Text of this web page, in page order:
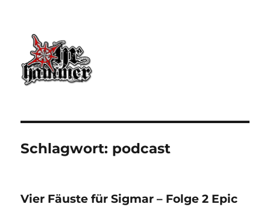
Ohrhammer.online
Schlagwort: podcast
Vier Fäuste für Sigmar – Folge 2 Epic